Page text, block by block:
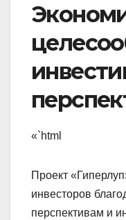
«`html
Проект
инвесторов
перспективам и